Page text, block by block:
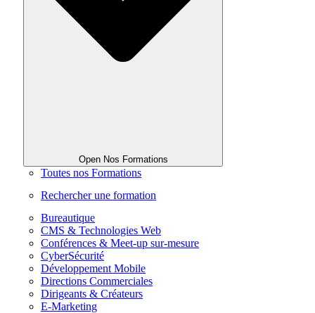
Open Nos Formations
Toutes nos Formations
Rechercher une formation
Bureautique
CMS & Technologies Web
Conférences & Meet-up sur-mesure
CyberSécurité
Développement Mobile
Directions Commerciales
Dirigeants & Créateurs
E-Marketing